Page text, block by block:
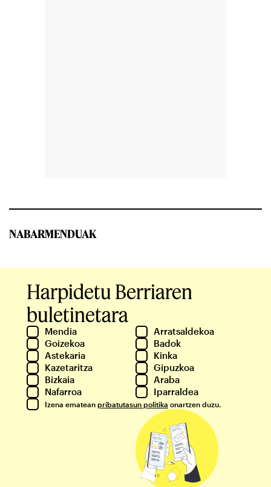
NABARMENDUAK
Harpidetu Berriaren
buletinetara
Mendia
Arratsaldekoa
Goizekoa
Badok
Astekaria
Kinka
Kazetaritza
Gipuzkoa
Bizkaia
Araba
Nafarroa
Iparraldea
Izena ematean pribatutasun politika onartzen duzu.